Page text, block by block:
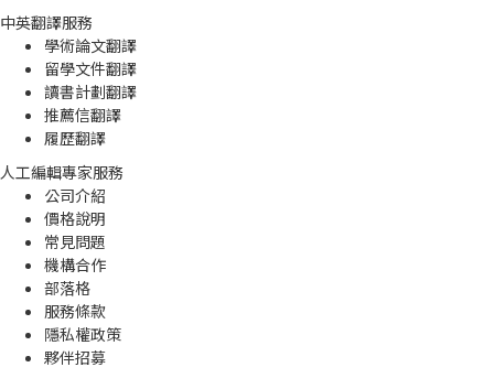
中英翻譯服務
學術論文翻譯
留學文件翻譯
讀書計劃翻譯
推薦信翻譯
履歷翻譯
人工編輯專家服務
公司介紹
價格說明
常見問題
機構合作
部落格
服務條款
隱私權政策
夥伴招募